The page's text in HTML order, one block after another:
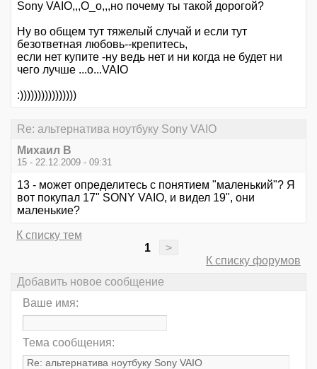
Sony VAIO,,,О_о,,,но почему ты такой дорогой?
Ну во общем тут тяжелый случай и если тут
безответная любовь--крепитесь,
если нет купите -ну ведь нет и ни когда не будет ни
чего лучше ...о...VAIO
:))))))))))))))))
Re: альтернатива ноутбуку Sony VAIO
Михаил В
15 - 22.12.2009 - 09:31
13 - может определитесь с понятием "маленький"? Я
вот покупал 17" SONY VAIO, и видел 19", они
маленькие?
К списку тем
1
>
К списку форумов
Добавить новое сообщение
Ваше имя:
Тема сообщения: